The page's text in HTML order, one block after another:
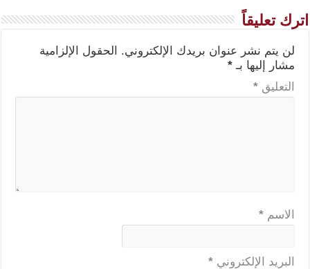
اترك تعليقاً
لن يتم نشر عنوان بريدك الإلكتروني.
الحقول الإلزامية
مشار إليها بـ *
التعليق *
الاسم *
البريد الإلكتروني *